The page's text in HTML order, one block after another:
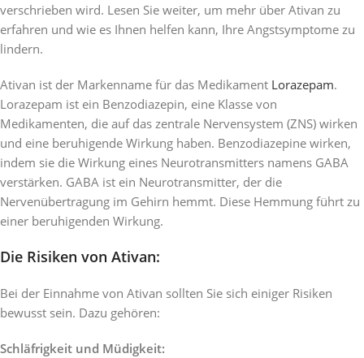
verschrieben wird. Lesen Sie weiter, um mehr über Ativan zu
erfahren und wie es Ihnen helfen kann, Ihre Angstsymptome zu
lindern.
Ativan ist der Markenname für das Medikament Lorazepam.
Lorazepam ist ein Benzodiazepin, eine Klasse von
Medikamenten, die auf das zentrale Nervensystem (ZNS) wirken
und eine beruhigende Wirkung haben. Benzodiazepine wirken,
indem sie die Wirkung eines Neurotransmitters namens GABA
verstärken. GABA ist ein Neurotransmitter, der die
Nervenübertragung im Gehirn hemmt. Diese Hemmung führt zu
einer beruhigenden Wirkung.
Die Risiken von Ativan:
Bei der Einnahme von Ativan sollten Sie sich einiger Risiken
bewusst sein. Dazu gehören:
Schläfrigkeit und Müdigkeit: